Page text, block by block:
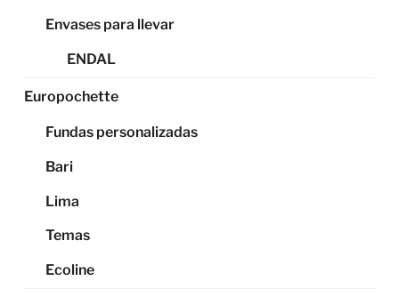
Envases para llevar
ENDAL
Europochette
Fundas personalizadas
Bari
Lima
Temas
Ecoline